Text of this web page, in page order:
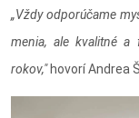
„Vždy odporúčame
menia, ale kvalitné a
rokov," hovorí Andrea